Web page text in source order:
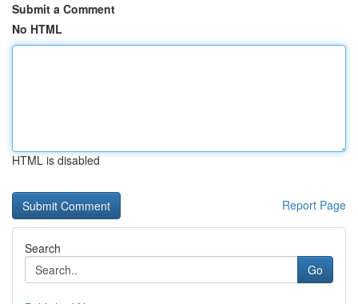
Submit a Comment
No HTML
HTML is disabled
Report Page
Search
Go